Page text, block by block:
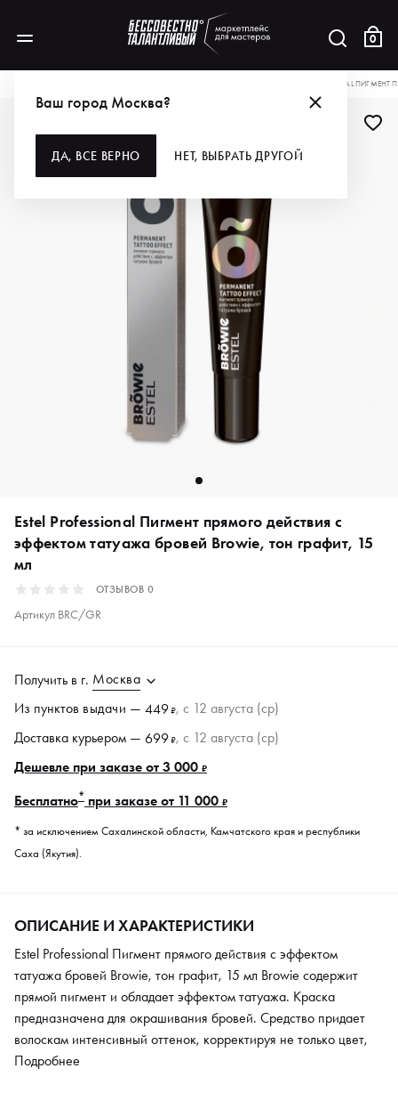
0
Ваш город Москва?
ДА, ВСЕ ВЕРНО НЕТ, ВЫБРАТЬ ДРУГОЙ
ESTEL PROFESSIONAL
Estel Professional Пигмент прямого действия с
эффектом татуажа бровей Browie, тон графит, 15
мл
ОТЗЫВОВ 0
Артикул BRC/GR
Получить в г. Москва
Из пунктов выдачи — 449₽, c 12 августа (ср)
Доставка курьером — 699₽, c 12 августа (ср)
Дешевле при заказе от 3 000 ₽
Бесплатно* при заказе от 11 000 ₽
* за исключением Сахалинской области, Камчатского края и республики
Саха (Якутия).
ОПИСАНИЕ И ХАРАКТЕРИСТИКИ
Estel Professional Пигмент прямого действия с эффектом
татуажа бровей Browie, тон графит, 15 мл Browie содержит
прямой пигмент и обладает эффектом татуажа. Краска
предназначена для окрашивания бровей. Средство придает
волоскам интенсивный оттенок, корректируя не только цвет,
но и форму. Пигмент, обладающий прямым действием, не
Подробнее